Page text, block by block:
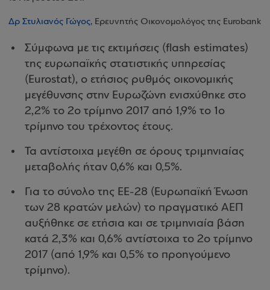
Δρ Στυλιανός Γώγος, Ερευνητής Οικονομολόγος της Eurobank
Σύμφωνα με τις εκτιμήσεις (flash estimates)
της ευρωπαϊκής στατιστικής υπηρεσίας
(Eurostat), ο ετήσιος ρυθμός οικονομικής
μεγέθυνσης στην Ευρωζώνη ενισχύθηκε στο
2,2% το 2ο τρίμηνο 2017 από 1,9% το 1ο
τρίμηνο του τρέχοντος έτους.
Τα αντίστοιχα μεγέθη σε όρους τριμηνιαίας
μεταβολής ήταν 0,6% και 0,5%.
Για το σύνολο της ΕΕ-28 (Ευρωπαϊκή Ένωση
των 28 κρατών μελών) το πραγματικό ΑΕΠ
αυξήθηκε σε ετήσια και σε τριμηνιαία βάση
κατά 2,3% και 0,6% αντίστοιχα το 2ο τρίμηνο
2017 (από 1,9% και 0,5% το προηγούμενο
τρίμηνο).